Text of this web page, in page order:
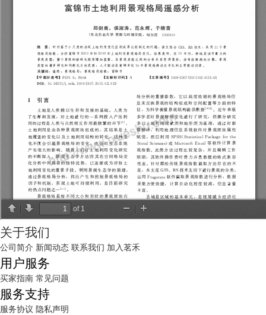
关于我们
公司简介 新闻动态 联系我们 加入茗禾
用户服务
买家指南 常见问题
服务支持
服务协议 隐私声明